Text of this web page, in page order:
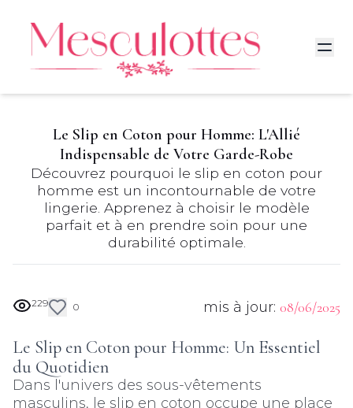
Le Slip en Coton pour Homme: L'Allié
Indispensable de Votre Garde-Robe
Découvrez pourquoi le slip en coton pour
homme est un incontournable de votre
lingerie. Apprenez à choisir le modèle
parfait et à en prendre soin pour une
durabilité optimale.
229 0 mis à jour: 08/06/2025
Le Slip en Coton pour Homme: Un Essentiel
du Quotidien
Dans l'univers des sous-vêtements
masculins, le slip en coton occupe une place